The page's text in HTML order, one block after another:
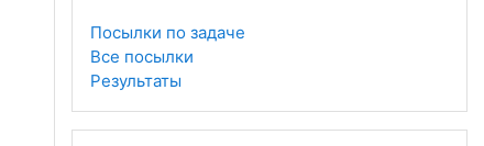
Посылки по задаче
Все посылки
Результаты